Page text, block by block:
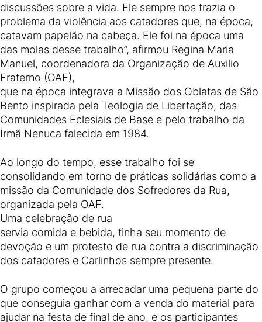
discussões sobre a vida. Ele sempre nos trazia o
problema da violência aos catadores que, na época,
catavam papelão na cabeça. Ele foi na época uma
das molas desse trabalho”, afirmou Regina Maria
Manuel, coordenadora da Organização de Auxilio
Fraterno (OAF),
que na época integrava a Missão dos Oblatas de São
Bento inspirada pela Teologia de Libertação, das
Comunidades Eclesiais de Base e pelo trabalho da
Irmã Nenuca falecida em 1984.
Ao longo do tempo, esse trabalho foi se
consolidando em torno de práticas solidárias como a
missão da Comunidade dos Sofredores da Rua,
organizada pela OAF.
Uma celebração de rua
servia comida e bebida, tinha seu momento de
devoção e um protesto de rua contra a discriminação
dos catadores e Carlinhos sempre presente.
O grupo começou a arrecadar uma pequena parte do
que conseguia ganhar com a venda do material para
ajudar na festa de final de ano, e os participantes